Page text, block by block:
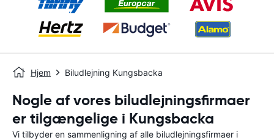
Hjem Biludlejning Kungsbacka
Nogle af vores biludlejningsfirmaer
er tilgængelige i Kungsbacka
Vi tilbyder en sammenligning af alle biludlejningsfirmaer i